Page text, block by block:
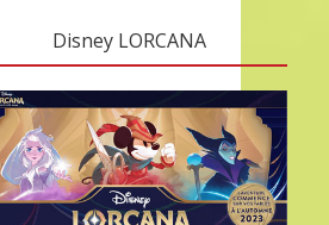
Disney LORCANA